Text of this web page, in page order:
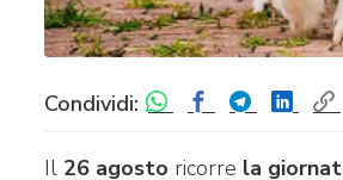
Condividi:
Il 26 agosto ricorre la